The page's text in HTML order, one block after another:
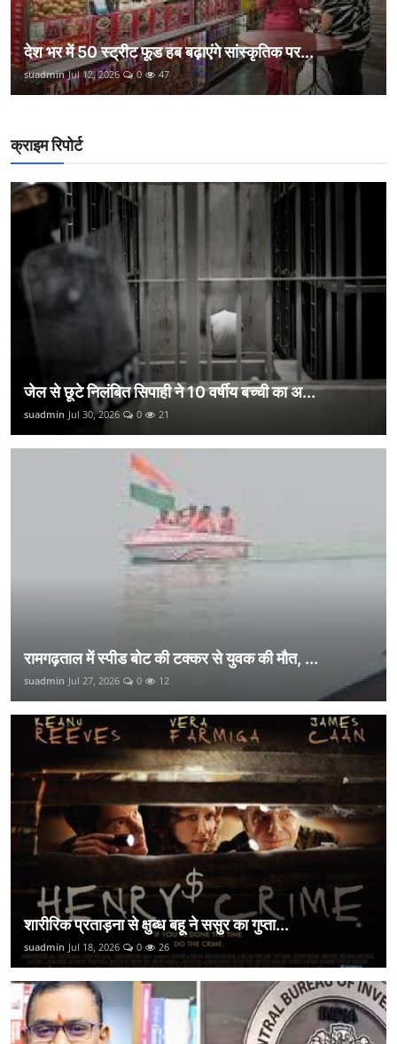
देश भर में 50 स्ट्रीट फूड हब बढ़ाएंगे सांस्कृतिक पर...
suadmin Jul 12, 2026 0 47
क्राइम रिपोर्ट
जेल से छूटे निलंबित सिपाही ने 10 वर्षीय बच्ची का अ...
suadmin Jul 30, 2026 0 21
रामगढ़ताल में स्पीड बोट की टक्कर से युवक की मौत, ...
suadmin Jul 27, 2026 0 12
शारीरिक प्रताड़ना से क्षुब्ध बहू ने ससुर का गुप्ता...
suadmin Jul 18, 2026 0 26